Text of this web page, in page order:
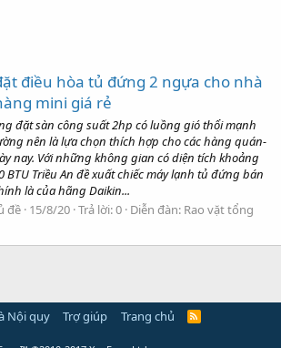
điều hòa tủ đứng 2 ngựa cho nhà
mini giá rẻ
đặt sàn công suất 2hp có luồng gió thổi mạnh
nên là lựa chọn thích hợp cho các hàng quán-
nay. Với những không gian có diện tích khoảng
BTU Triều An đề xuất chiếc máy lạnh tủ đứng bán
là của hãng Daikin...
đề 15/8/20 Trả lời: 0 Diễn đàn: Rao vặt tổng
Nội quy Trợ giúp Trang chủ